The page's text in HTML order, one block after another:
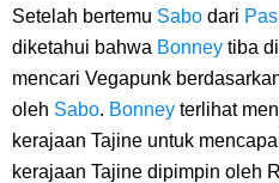
Setelah bertemu Sabo dari
diketahui bahwa Bonney tiba
mencari Vegapunk
oleh Sabo. Bonney terlihat
kerajaan Tajine untuk
kerajaan Tajine dipimpin oleh